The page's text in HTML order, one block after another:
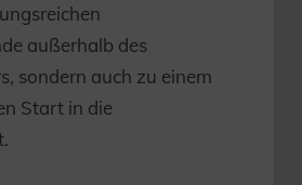
außerhalb des
sondern auch zu einem
Start in die